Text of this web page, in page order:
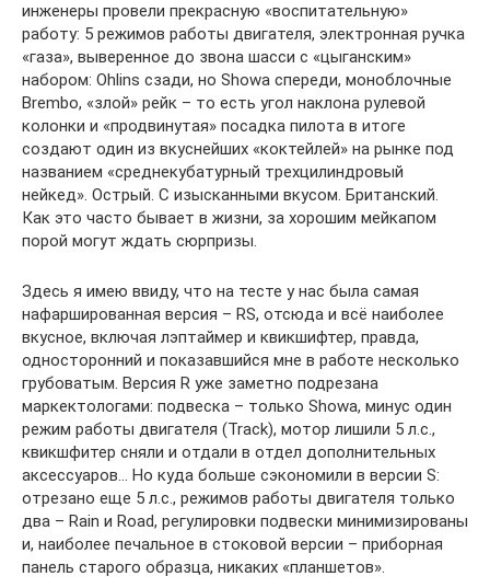
инженеры провели прекрасную «воспитательную»
работу: 5 режимов работы двигателя, электронная ручка
«газа», выверенное до звона шасси с «цыганским»
набором: Ohlins сзади, но Showa спереди, моноблочные
Brembo, «злой» рейк – то есть угол наклона рулевой
колонки и «продвинутая» посадка пилота в итоге
создают один из вкуснейших «коктейлей» на рынке под
названием «среднекубатурный трехцилиндровый
нейкед». Острый. С изысканными вкусом. Британский.
Как это часто бывает в жизни, за хорошим мейкапом
порой могут ждать сюрпризы.
Здесь я имею ввиду, что на тесте у нас была самая
нафаршированная версия – RS, отсюда и всё наиболее
вкусное, включая лэптаймер и квикшифтер, правда,
односторонний и показавшийся мне в работе несколько
грубоватым. Версия R уже заметно подрезана
маркектологами: подвеска – только Showa, минус один
режим работы двигателя (Track), мотор лишили 5 л.с.,
квикшфитер сняли и отдали в отдел дополнительных
аксессуаров… Но куда больше сэкономили в версии S:
отрезано еще 5 л.с., режимов работы двигателя только
два – Rain и Road, регулировки подвески минимизированы
и, наиболее печальное в стоковой версии – приборная
панель старого образца, никаких «планшетов».